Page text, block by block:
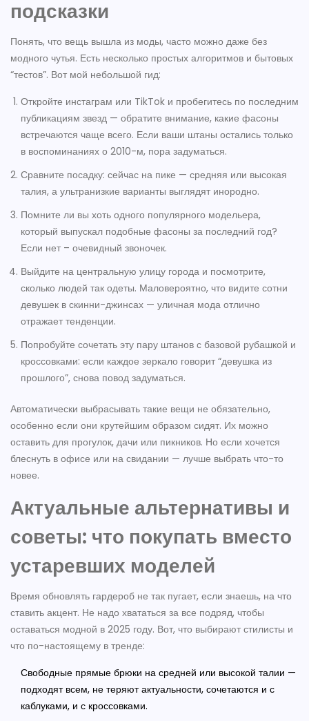
подсказки
Понять, что вещь вышла из моды, часто можно даже без
модного чутья. Есть несколько простых алгоритмов и бытовых
“тестов”. Вот мой небольшой гид:
Откройте инстаграм или TikTok и пробегитесь по последним
публикациям звезд — обратите внимание, какие фасоны
встречаются чаще всего. Если ваши штаны остались только
в воспоминаниях о 2010-м, пора задуматься.
Сравните посадку: сейчас на пике — средняя или высокая
талия, а ультранизкие варианты выглядят инородно.
Помните ли вы хоть одного популярного модельера,
который выпускал подобные фасоны за последний год?
Если нет – очевидный звоночек.
Выйдите на центральную улицу города и посмотрите,
сколько людей так одеты. Маловероятно, что видите сотни
девушек в скинни-джинсах — уличная мода отлично
отражает тенденции.
Попробуйте сочетать эту пару штанов с базовой рубашкой и
кроссовками: если каждое зеркало говорит “девушка из
прошлого”, снова повод задуматься.
Автоматически выбрасывать такие вещи не обязательно,
особенно если они крутейшим образом сидят. Их можно
оставить для прогулок, дачи или пикников. Но если хочется
блеснуть в офисе или на свидании — лучше выбрать что-то
новее.
Актуальные альтернативы и
советы: что покупать вместо
устаревших моделей
Время обновлять гардероб не так пугает, если знаешь, на что
ставить акцент. Не надо хвататься за все подряд, чтобы
оставаться модной в 2025 году. Вот, что выбирают стилисты и
что по-настоящему в тренде:
Свободные прямые брюки на средней или высокой талии —
подходят всем, не теряют актуальности, сочетаются и с
каблуками, и с кроссовками.